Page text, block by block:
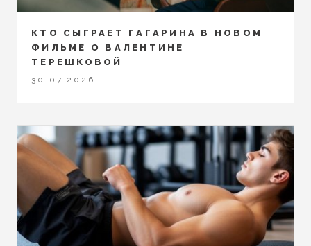
КТО СЫГРАЕТ ГАГАРИНА В НОВОМ
ФИЛЬМЕ О ВАЛЕНТИНЕ
ТЕРЕШКОВОЙ
30.07.2026